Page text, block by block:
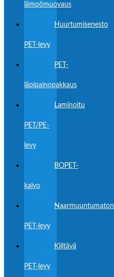
lämpömuovaus
Huurtumisenesto
PET-levy
PET-
läpipainopakkaus
Laminoitu
PET/PE-
levy
BOPET-
kalvo
Naarmuuntumaton
PET-levy
Kiiltävä
PET-levy